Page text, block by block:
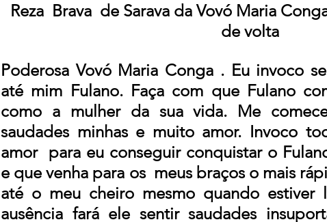
Reza  Brava  de Sarava da Vovó Maria
de volta
Poderosa Vovó Maria Conga . Eu invoco
até mim Fulano. Faça com que Fulano
como a mulher da sua vida. Me
saudades minhas e muito amor. Invoco
amor  para eu conseguir conquistar o
e que venha para os  meus braços o mais
até o meu cheiro mesmo quando
ausência fará ele sentir saudades